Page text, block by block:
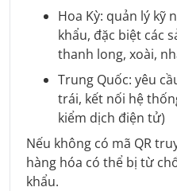
Hoa Kỳ: quản lý kỹ
khẩu, đặc biệt các
thanh long, xoài,
Trung Quốc: yêu
trái, kết nối hệ
kiểm dịch điện tử)
Nếu không có mã QR
hàng hóa có thể bị từ
khẩu.